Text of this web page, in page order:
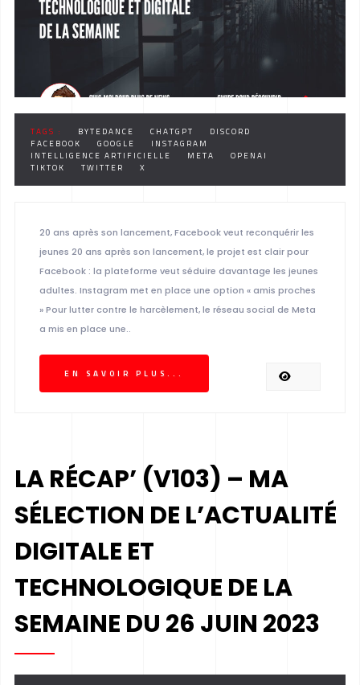
TAGS : BYTEDANCE CHATGPT
DISCORD
FACEBOOK
GOOGLE
INSTAGRAM
INTELLIGENCE ARTIFICIELLE
META
OPENAI
TIKTOK
TWITTER X
20 ans après son lancement, Facebook veut reconquérir les
jeunes 20 ans après son lancement, le projet est clair pour
Facebook : la plateforme veut séduire davantage les jeunes
adultes. Instagram met en place une option « amis proches
» Pour lutter contre le harcèlement, le réseau social de Meta
a mis en place une..
EN SAVOIR PLUS...
LA RÉCAP’ (V103) – MA
SÉLECTION DE L’ACTUALITÉ
DIGITALE ET
TECHNOLOGIQUE DE LA
SEMAINE DU 26 JUIN 2023